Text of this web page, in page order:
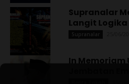
Supranalar
Langit Logika
Supranalar
In Memoriam
Jembatan